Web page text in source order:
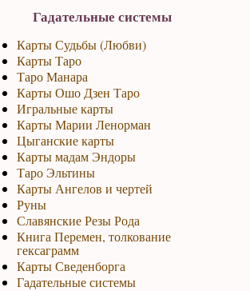
Гадательные системы
Карты Судьбы (Любви)
Карты Таро
Таро Манара
Карты Ошо Дзен Таро
Игральные карты
Карты Марии Ленорман
Цыганские карты
Карты мадам Эндоры
Таро Эльтины
Карты Ангелов и чертей
Руны
Славянские Резы Рода
Книга Перемен, толкование
гексаграмм
Карты Сведенборга
Гадательные системы